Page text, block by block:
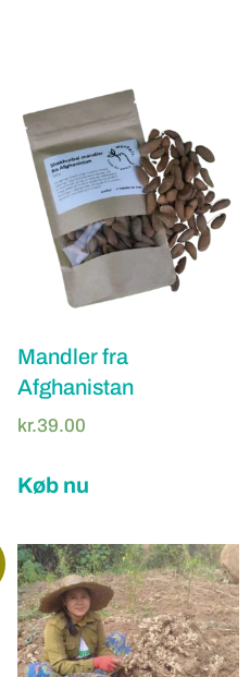
Mandler fra
Afghanistan
kr.39.00
Køb nu